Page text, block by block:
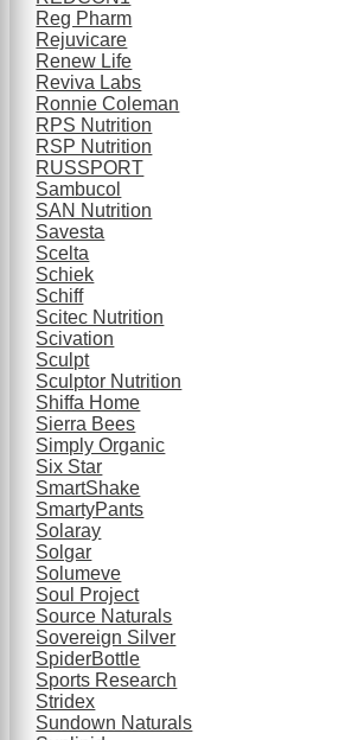
Reg Pharm
Rejuvicare
Renew Life
Reviva Labs
Ronnie Coleman
RPS Nutrition
RSP Nutrition
RUSSPORT
Sambucol
SAN Nutrition
Savesta
Scelta
Schiek
Schiff
Scitec Nutrition
Scivation
Sculpt
Sculptor Nutrition
Shiffa Home
Sierra Bees
Simply Organic
Six Star
SmartShake
SmartyPants
Solaray
Solgar
Solumeve
Soul Project
Source Naturals
Sovereign Silver
SpiderBottle
Sports Research
Stridex
Sundown Naturals